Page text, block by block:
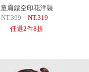
童肩鏤空印花洋裝
NT.399
NT.319
任選2件8折